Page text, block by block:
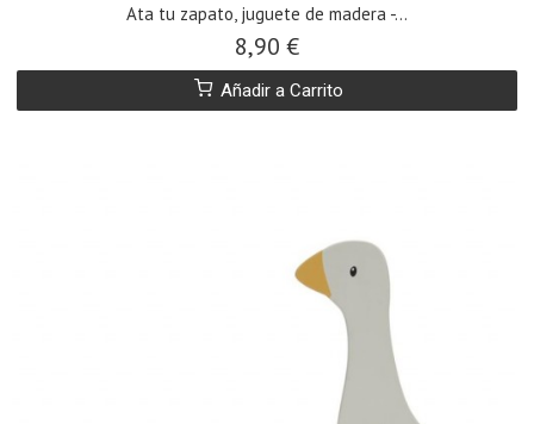
Ata tu zapato, juguete de madera -...
8,90 €
Añadir a Carrito